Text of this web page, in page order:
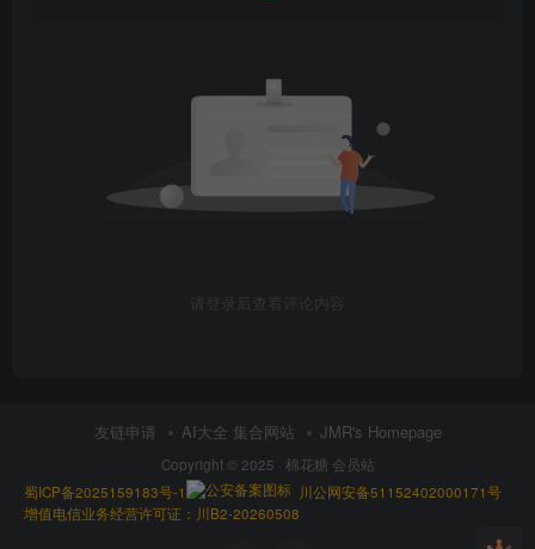
请登录后查看评论内容
友链申请 AI大全 集合网站 JMR's Homepage
Copyright © 2025 · 棉花糖 会员站
蜀ICP备2025159183号-1
川公网安备51152402000171号
增值电信业务经营许可证：川B2-20260508